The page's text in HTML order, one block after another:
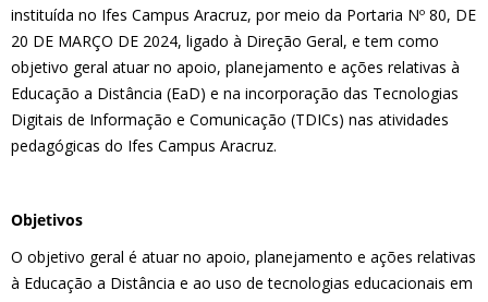
instituída no Ifes Campus Aracruz, por meio da Portaria Nº 80, DE
20 DE MARÇO DE 2024, ligado à Direção Geral, e tem como
objetivo geral atuar no apoio, planejamento e ações relativas à
Educação a Distância (EaD) e na incorporação das Tecnologias
Digitais de Informação e Comunicação (TDICs) nas atividades
pedagógicas do Ifes Campus Aracruz.
Objetivos
O objetivo geral é atuar no apoio, planejamento e ações relativas
à Educação a Distância e ao uso de tecnologias educacionais em